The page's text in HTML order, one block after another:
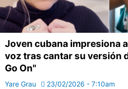
Joven cubana impresiona
voz tras cantar su versión
Go On"
Yare Grau 23/02/2026 - 7:10am